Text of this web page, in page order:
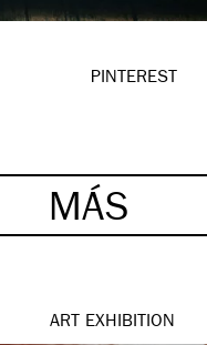
PINTEREST
MÁS
ART EXHIBITION